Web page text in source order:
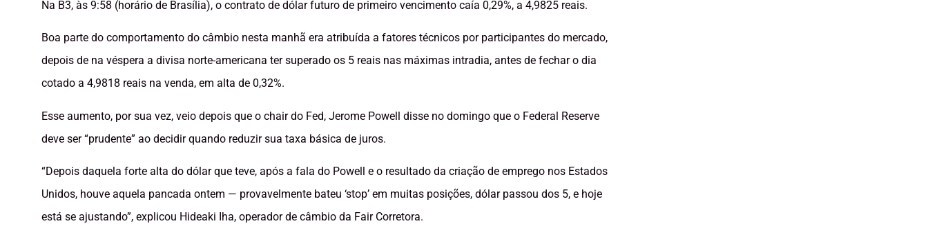
Na B3, às 9:58 (horário de Brasília), o contrato de dólar futuro de primeiro vencimento caía 0,29%, a 4,9825 reais.
Boa parte do comportamento do câmbio nesta manhã era atribuída a fatores técnicos por participantes do mercado,
depois de na véspera a divisa norte-americana ter superado os 5 reais nas máximas intradia, antes de fechar o dia
cotado a 4,9818 reais na venda, em alta de 0,32%.
Esse aumento, por sua vez, veio depois que o chair do Fed, Jerome Powell disse no domingo que o Federal Reserve
deve ser “prudente” ao decidir quando reduzir sua taxa básica de juros.
“Depois daquela forte alta do dólar que teve, após a fala do Powell e o resultado da criação de emprego nos Estados
Unidos, houve aquela pancada ontem — provavelmente bateu ‘stop’ em muitas posições, dólar passou dos 5, e hoje
está se ajustando”, explicou Hideaki Iha, operador de câmbio da Fair Corretora.